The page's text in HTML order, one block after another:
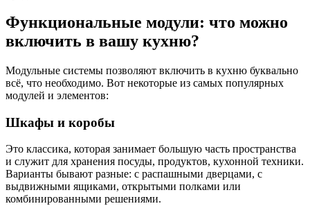
Функциональные модули: что можно
включить в вашу кухню?
Модульные системы позволяют включить в кухню буквально
всё, что необходимо. Вот некоторые из самых популярных
модулей и элементов:
Шкафы и коробы
Это классика, которая занимает большую часть пространства
и служит для хранения посуды, продуктов, кухонной техники.
Варианты бывают разные: с распашными дверцами, с
выдвижными ящиками, открытыми полками или
комбинированными решениями.